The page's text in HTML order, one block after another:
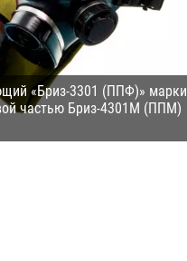
«Бриз-3301 (ППФ)» марки
частью Бриз-4301М (ППМ)